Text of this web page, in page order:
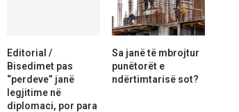
Editorial /
Bisedimet pas
“perdeve” janë
legjitime në
diplomaci, por para
Sa janë të mbrojtur
punëtorët e
ndërtimtarisë sot?